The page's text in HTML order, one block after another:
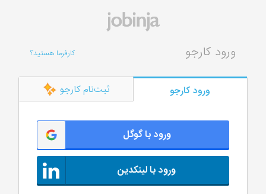
کارفرما هستید؟ ورود کارجو
ورود کارجو ثبت‌نام کارجو
ورود با گوگل
ورود با لینکدین